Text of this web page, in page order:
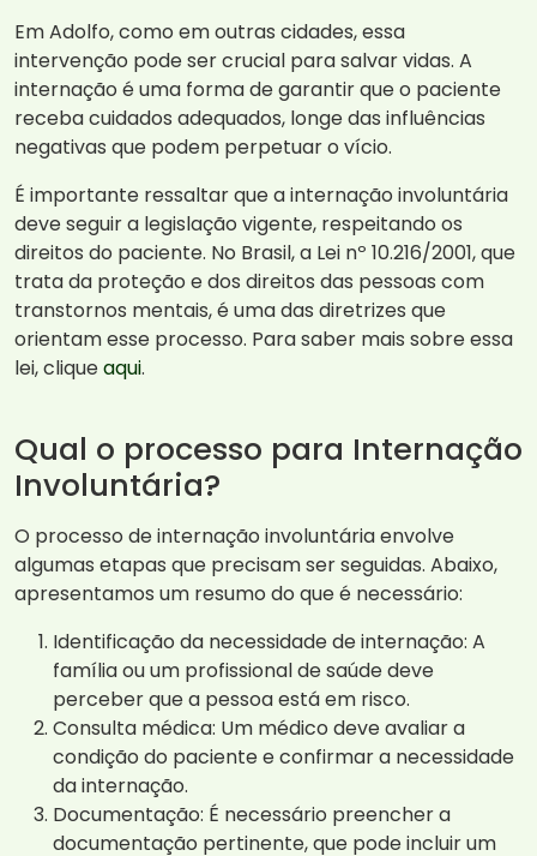
Em Adolfo, como em outras cidades, essa
intervenção pode ser crucial para salvar vidas. A
internação é uma forma de garantir que o paciente
receba cuidados adequados, longe das influências
negativas que podem perpetuar o vício.
É importante ressaltar que a internação involuntária
deve seguir a legislação vigente, respeitando os
direitos do paciente. No Brasil, a Lei nº 10.216/2001, que
trata da proteção e dos direitos das pessoas com
transtornos mentais, é uma das diretrizes que
orientam esse processo. Para saber mais sobre essa
lei, cliqueaqui.
Qual o processo para Internação
Involuntária?
O processo de internação involuntária envolve
algumas etapas que precisam ser seguidas. Abaixo,
apresentamos um resumo do que é necessário:
Identificação da necessidade de internação: A
família ou um profissional de saúde deve
perceber que a pessoa está em risco.
Consulta médica: Um médico deve avaliar a
condição do paciente e confirmar a necessidade
da internação.
Documentação: É necessário preencher a
documentação pertinente, que pode incluir um